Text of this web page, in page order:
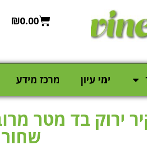
₪0.00
ימי עיון מרכז מידע
שחור